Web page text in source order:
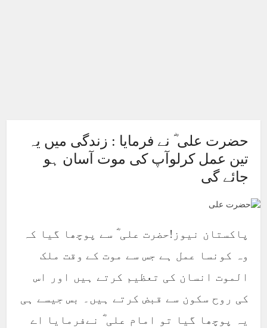
حضرت علی ؓ نے فرمایا : زندگی میں یہ
تین عمل کرلوآپ کی موت آسان ہو
جائے گی
پاکستان نیوز!حضرت علی ؓ سے پوچھا گیا کہ
وہ کونسا عمل ہے جس سے موت کے وقت ملک
الموت انسان کی تعظیم کرتے ہیں اور اس
کی روح سکون سے قبض کرتے ہیں۔ بس جیسے ہی
یہ پوچھا گیا تو امام علی ؓ نےفرمایا اے